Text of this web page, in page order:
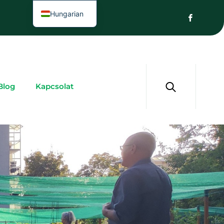
Kapcsolat
Hungarian